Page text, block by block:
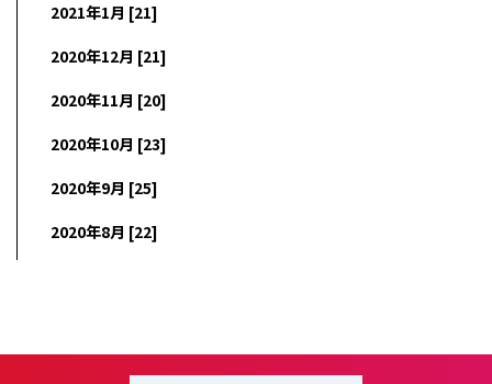
2021年1月 [21]
2020年12月 [21]
2020年11月 [20]
2020年10月 [23]
2020年9月 [25]
2020年8月 [22]